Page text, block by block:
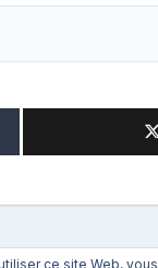
ce site Web,